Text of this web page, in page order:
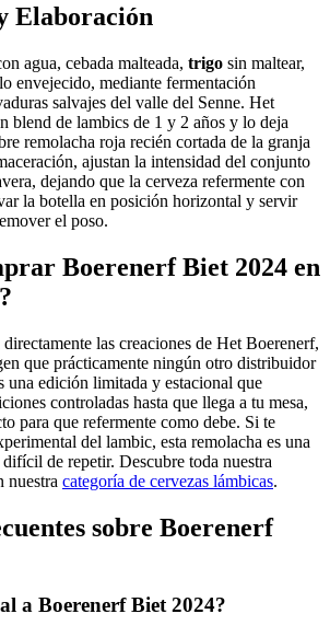
Elaboración
agua, cebada malteada, trigo sin maltear,
envejecido, mediante fermentación
salvajes del valle del Senne. Het
blend de lambics de 1 y 2 años y lo deja
remolacha roja recién cortada de la granja
ajustan la intensidad del conjunto
dejando que la cerveza refermente con
la botella en posición horizontal y servir
el poso.
Boerenerf Biet 2024 en
las creaciones de Het Boerenerf,
que prácticamente ningún otro distribuidor
una edición limitada y estacional que
controladas hasta que llega a tu mesa,
para que refermente como debe. Si te
del lambic, esta remolacha es una
de repetir. Descubre toda nuestra
nuestra categoría de cervezas lámbicas.
sobre Boerenerf
a Boerenerf Biet 2024?